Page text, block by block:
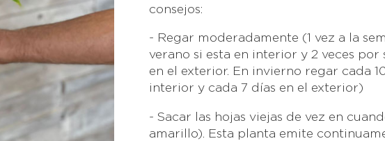
consejos:
- Regar moderadamente (1 vez a la
verano si esta en interior y 2 veces por
en el exterior. En invierno regar cada
interior y cada 7 días en el exterior)
- Sacar las hojas viejas de vez en
amarillo). Esta planta emite